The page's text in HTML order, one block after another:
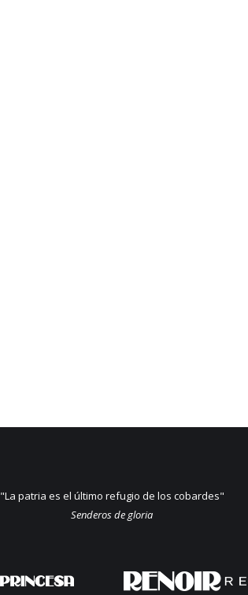
"La patria es el último refugio de los cobardes"
Senderos de gloria